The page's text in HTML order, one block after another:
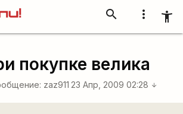
more_vert accessibility_new
search
покупке велика
zaz911 23 Апр, 2009 02:28 arrow_downward